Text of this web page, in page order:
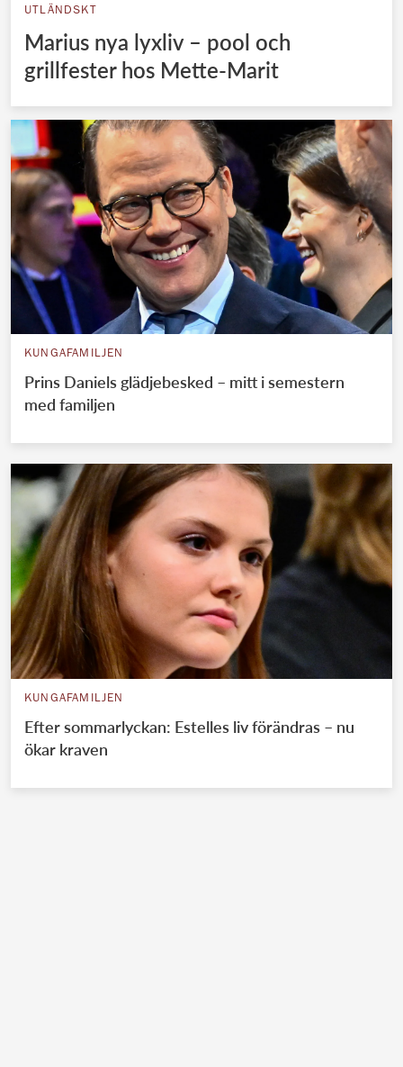
UTLÄNDSKT
Marius nya lyxliv – pool och
grillfester hos Mette-Marit
KUNGAFAMILJEN
Prins Daniels glädjebesked – mitt i semestern
med familjen
KUNGAFAMILJEN
Efter sommarlyckan: Estelles liv förändras – nu
ökar kraven